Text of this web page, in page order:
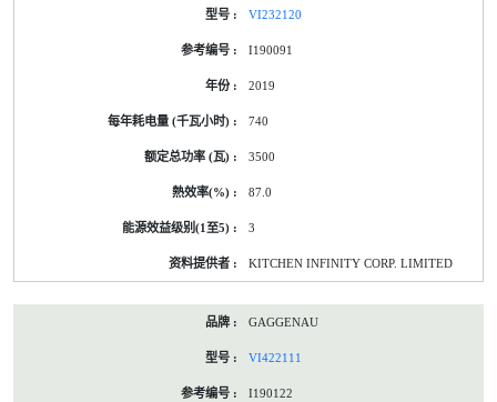
VI232120
I190091
2019
740
3500
87.0
3
KITCHEN INFINITY CORP. LIMITED
GAGGENAU
VI422111
I190122